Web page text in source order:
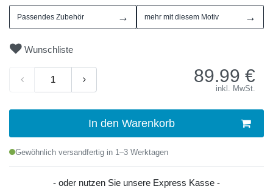
Passendes Zubehör → mehr mit diesem Motiv →
Wunschliste
89.99 €
inkl. MwSt.
In den Warenkorb
Gewöhnlich versandfertig in 1–3 Werktagen
- oder nutzen Sie unsere Express Kasse -